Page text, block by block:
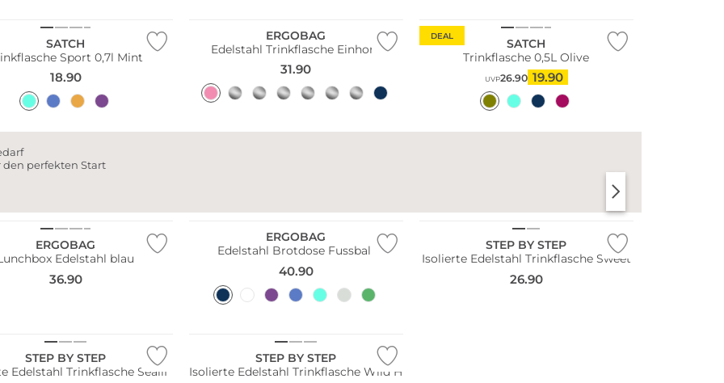
SATCH
Sport 0,7l Mint
18.90
ERGOBAG
Edelstahl Trinkflasche Einhorn
31.90
DEAL
SATCH
Trinkflasche 0,5L Olive
UVP26.90 19.90
den perfekten Start
ERGOBAG
Edelstahl blau
36.90
ERGOBAG
Edelstahl Brotdose Fussball
40.90
STEP BY STEP
Isolierte Edelstahl Trinkflasche Sweet
26.90
STEP BY STEP
Edelstahl Trinkflasche Sealif
STEP BY STEP
Isolierte Edelstahl Trinkflasche Wild H